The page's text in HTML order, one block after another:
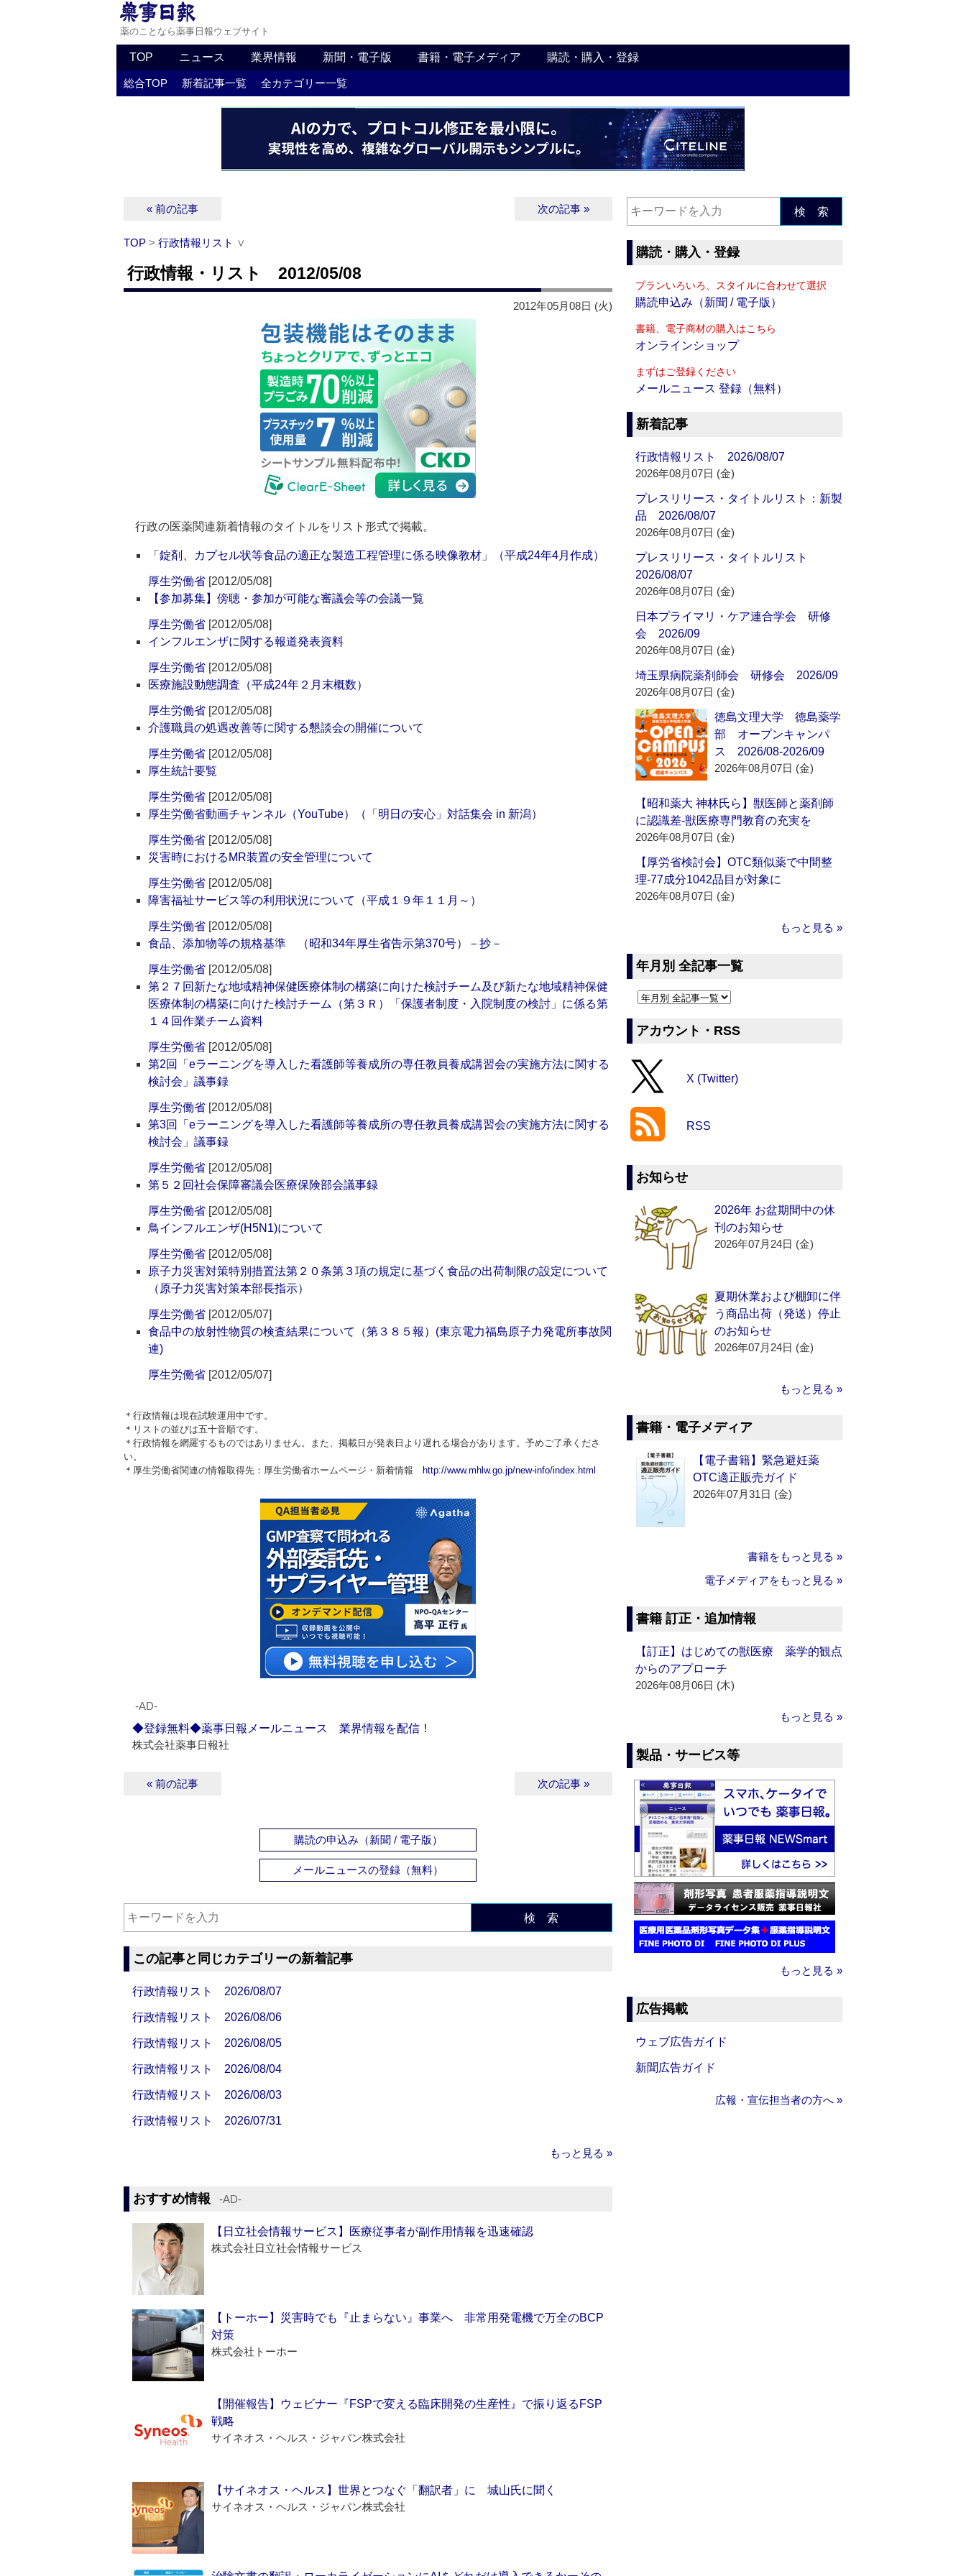
薬のことなら薬事日報ウェブサイト
TOP ニュース 業界情報 新聞・電子版 書籍・電子メディア 購読・購入・登録
総合TOP 新着記事一覧 全カテゴリー一覧
« 前の記事 次の記事 »
TOP > 行政情報リスト ∨
行政情報・リスト 2012/05/08
2012年05月08日 (火)
行政の医薬関連新着情報のタイトルをリスト形式で掲載。
「錠剤、カプセル状等食品の適正な製造工程管理に係る映像教材」（平成24年4月作成）
厚生労働省 [2012/05/08]
【参加募集】傍聴・参加が可能な審議会等の会議一覧
厚生労働省 [2012/05/08]
インフルエンザに関する報道発表資料
厚生労働省 [2012/05/08]
医療施設動態調査（平成24年２月末概数）
厚生労働省 [2012/05/08]
介護職員の処遇改善等に関する懇談会の開催について
厚生労働省 [2012/05/08]
厚生統計要覧
厚生労働省 [2012/05/08]
厚生労働省動画チャンネル（YouTube）（「明日の安心」対話集会 in 新潟）
厚生労働省 [2012/05/08]
災害時におけるMR装置の安全管理について
厚生労働省 [2012/05/08]
障害福祉サービス等の利用状況について（平成１９年１１月～）
厚生労働省 [2012/05/08]
食品、添加物等の規格基準 （昭和34年厚生省告示第370号）－抄－
厚生労働省 [2012/05/08]
第２７回新たな地域精神保健医療体制の構築に向けた検討チーム及び新たな地域精神保健
医療体制の構築に向けた検討チーム（第３Ｒ）「保護者制度・入院制度の検討」に係る第
１４回作業チーム資料
厚生労働省 [2012/05/08]
第2回「eラーニングを導入した看護師等養成所の専任教員養成講習会の実施方法に関する
検討会」議事録
厚生労働省 [2012/05/08]
第3回「eラーニングを導入した看護師等養成所の専任教員養成講習会の実施方法に関する
検討会」議事録
厚生労働省 [2012/05/08]
第５２回社会保障審議会医療保険部会議事録
厚生労働省 [2012/05/08]
鳥インフルエンザ(H5N1)について
厚生労働省 [2012/05/08]
原子力災害対策特別措置法第２０条第３項の規定に基づく食品の出荷制限の設定について
（原子力災害対策本部長指示）
厚生労働省 [2012/05/07]
食品中の放射性物質の検査結果について（第３８５報）(東京電力福島原子力発電所事故関
連)
厚生労働省 [2012/05/07]
＊行政情報は現在試験運用中です。
＊リストの並びは五十音順です。
＊行政情報を網羅するものではありません。また、掲載日が発表日より遅れる場合があります。予めご了承くださ
い。
＊厚生労働省関連の情報取得先：厚生労働省ホームページ・新着情報
http://www.mhlw.go.jp/new-info/index.html
‐AD‐
◆登録無料◆薬事日報メールニュース 業界情報を配信！
株式会社薬事日報社
« 前の記事 次の記事 »
購読の申込み（新聞 / 電子版）
メールニュースの登録（無料）
検 索
この記事と同じカテゴリーの新着記事
行政情報リスト 2026/08/07
行政情報リスト 2026/08/06
行政情報リスト 2026/08/05
行政情報リスト 2026/08/04
行政情報リスト 2026/08/03
行政情報リスト 2026/07/31
もっと見る »
おすすめ情報 ‐AD‐
【日立社会情報サービス】医療従事者が副作用情報を迅速確認
株式会社日立社会情報サービス
【トーホー】災害時でも『止まらない』事業へ 非常用発電機で万全のBCP
対策
株式会社トーホー
【開催報告】ウェビナー『FSPで変える臨床開発の生産性』で振り返るFSP
戦略
サイネオス・ヘルス・ジャパン株式会社
【サイネオス・ヘルス】世界とつなぐ「翻訳者」に 城山氏に聞く
サイネオス・ヘルス・ジャパン株式会社
検 索
購読・購入・登録
プランいろいろ、スタイルに合わせて選択
購読申込み（新聞 / 電子版）
書籍、電子商材の購入はこちら
オンラインショップ
まずはご登録ください
メールニュース 登録（無料）
新着記事
行政情報リスト 2026/08/07
2026年08月07日 (金)
プレスリリース・タイトルリスト：新製
品 2026/08/07
2026年08月07日 (金)
プレスリリース・タイトルリスト
2026/08/07
2026年08月07日 (金)
日本プライマリ・ケア連合学会 研修
会 2026/09
2026年08月07日 (金)
埼玉県病院薬剤師会 研修会 2026/09
2026年08月07日 (金)
徳島文理大学 徳島薬学
部 オープンキャンパ
ス 2026/08-2026/09
2026年08月07日 (金)
【昭和薬大 神林氏ら】獣医師と薬剤師
に認識差‐獣医療専門教育の充実を
2026年08月07日 (金)
【厚労省検討会】OTC類似薬で中間整
理‐77成分1042品目が対象に
2026年08月07日 (金)
もっと見る »
年月別 全記事一覧
アカウント・RSS
X (Twitter)
RSS
お知らせ
2026年 お盆期間中の休
刊のお知らせ
2026年07月24日 (金)
夏期休業および棚卸に伴
う商品出荷（発送）停止
のお知らせ
2026年07月24日 (金)
もっと見る »
書籍・電子メディア
【電子書籍】緊急避妊薬
OTC適正販売ガイド
2026年07月31日 (金)
書籍をもっと見る »
電子メディアをもっと見る »
書籍 訂正・追加情報
【訂正】はじめての獣医療 薬学的観点
からのアプローチ
2026年08月06日 (木)
もっと見る »
製品・サービス等
もっと見る »
広告掲載
ウェブ広告ガイド
新聞広告ガイド
広報・宣伝担当者の方へ »